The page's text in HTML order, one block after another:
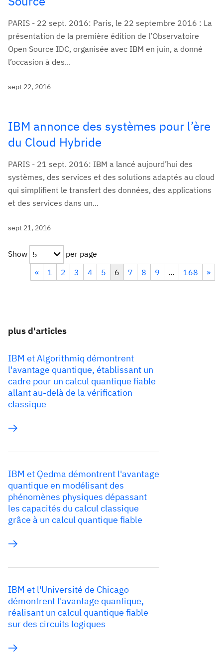
PARIS - 22 sept. 2016: Paris, le 22 septembre 2016 : La
présentation de la première édition de l’Observatoire
Open Source IDC, organisée avec IBM en juin, a donné
l’occasion à des...
sept 22, 2016
IBM annonce des systèmes pour l’ère
du Cloud Hybride
PARIS - 21 sept. 2016: IBM a lancé aujourd’hui des
systèmes, des services et des solutions adaptés au cloud
qui simplifient le transfert des données, des applications
et des services dans un...
sept 21, 2016
Show 5
per page
«
1 2 3 4 5 6 7 8 9 … 168 »
plus d'articles
IBM et Algorithmiq démontrent
l'avantage quantique, établissant un
cadre pour un calcul quantique fiable
allant au-delà de la vérification
classique
IBM et Qedma démontrent l'avantage
quantique en modélisant des
phénomènes physiques dépassant
les capacités du calcul classique
grâce à un calcul quantique fiable
IBM et l'Université de Chicago
démontrent l'avantage quantique,
réalisant un calcul quantique fiable
sur des circuits logiques